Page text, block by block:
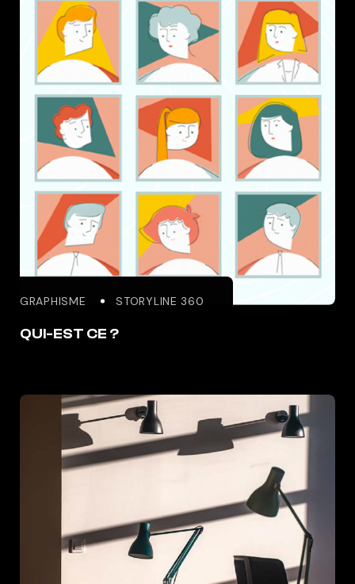
GRAPHISME STORYLINE 360
QUI-EST CE ?